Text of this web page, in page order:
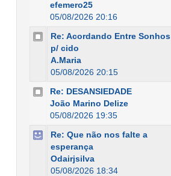
efemero25
05/08/2026 20:16
Re: Acordando Entre Sonhos
p/ cido
A.Maria
05/08/2026 20:15
Re: DESANSIEDADE
João Marino Delize
05/08/2026 19:35
Re: Que não nos falte a
esperança
Odairjsilva
05/08/2026 18:34